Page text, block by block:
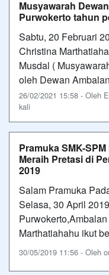
Musyawarah
Purwokerto tahun
Sabtu, 20 Februari
Christina
Musdal (
oleh Dewan
26/02/2021 15:58 - Oleh
kali
Pramuka SMK-
Meraih Pretasi di
2019
Salam Pramuka
Selasa, 30 April
Marthatiahahu ikut
30/05/2019 11:56 - Oleh